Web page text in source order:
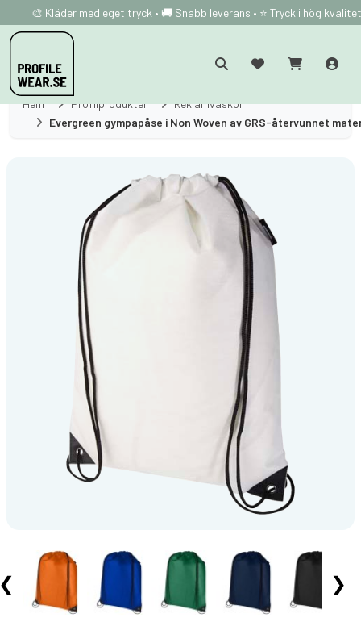
🎨 Kläder med eget tryck • 🚚 Snabb leverans • ⭐ Tryck i hög kvalitet
Hem Profilprodukter
Reklamväskor
Evergreen gympapåse i Non Woven av GRS-återvunnet
❯